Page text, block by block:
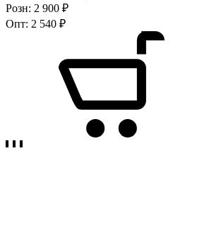
Розн: 2 900 ₽
Опт: 2 540 ₽